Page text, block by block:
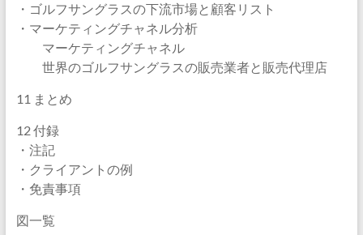
・ゴルフサングラスの下流市場と顧客リスト
・マーケティングチャネル分析
マーケティングチャネル
世界のゴルフサングラスの販売業者と販売代理店
11 まとめ
12 付録
・注記
・クライアントの例
・免責事項
図一覧